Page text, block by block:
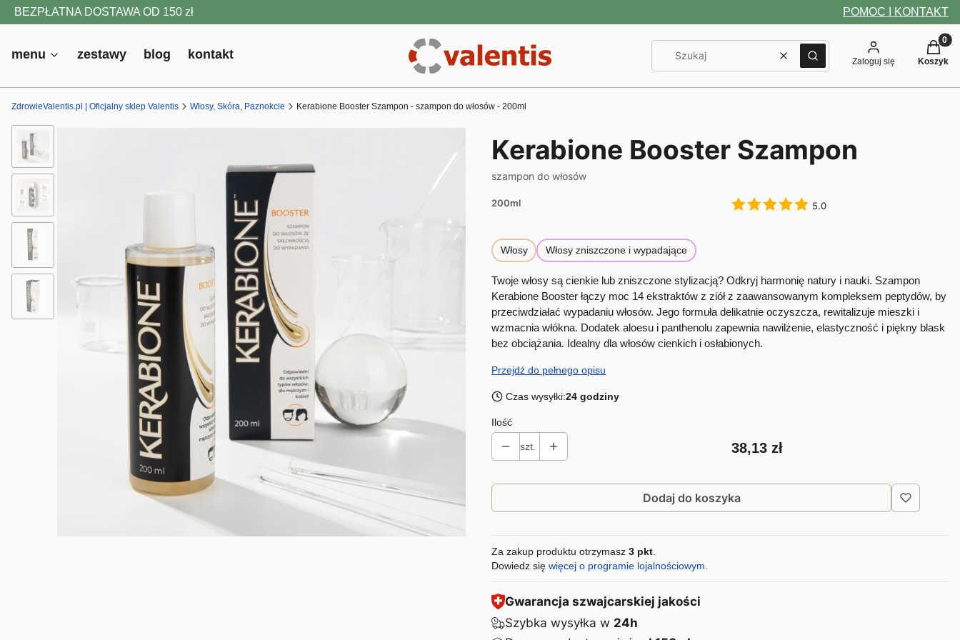
BEZPŁATNA DOSTAWA OD 150 zł POMOC I KONTAKT
menu zestawy blog kontakt
WyczyśćSzukaj Zaloguj się Koszyk
ZdrowieValentis.pl | Oficjalny sklep Valentis Włosy, Skóra, Paznokcie Kerabione Booster Szampon - szampon do włosów - 200ml
Kerabione Booster Szampon
szampon do włosów
200ml 5.0
Włosy Włosy zniszczone i wypadające
Twoje włosy są cienkie lub zniszczone stylizacją? Odkryj harmonię natury i nauki. Szampon
Kerabione Booster łączy moc 14 ekstraktów z ziół z zaawansowanym kompleksem peptydów, by
przeciwdziałać wypadaniu włosów. Jego formuła delikatnie oczyszcza, rewitalizuje mieszki i
wzmacnia włókna. Dodatek aloesu i panthenolu zapewnia nawilżenie, elastyczność i piękny blask
bez obciążania. Idealny dla włosów cienkich i osłabionych.
Przejdź do pełnego opisu
Czas wysyłki:24 godziny
Ilość
szt. Cena
38,13 zł
Dodaj do koszyka
Za zakup produktu otrzymasz 3 pkt
Dowiedz się więcej o programie lojalnościowym.
Gwarancja szwajcarskiej jakości
Szybka wysyłka w 24h